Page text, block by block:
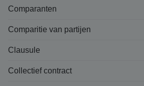
Comparanten
Comparitie van partijen
Clausule
Collectief contract